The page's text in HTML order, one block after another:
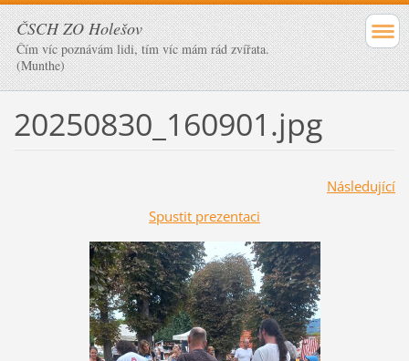
ČSCH ZO Holešov
Čím víc poznávám lidi, tím víc mám rád zvířata.
(Munthe)
20250830_160901.jpg
Následující
Spustit prezentaci